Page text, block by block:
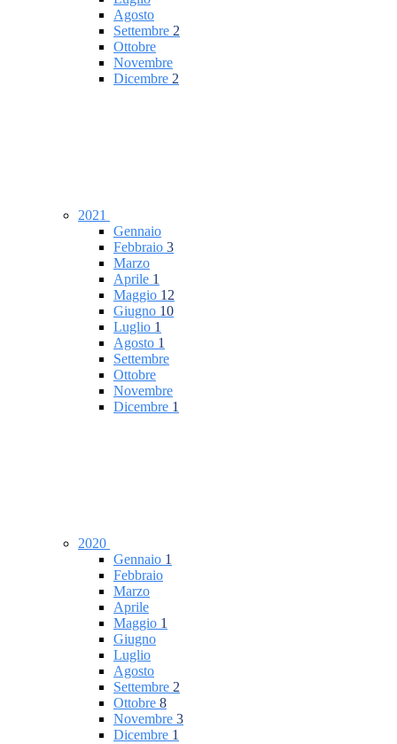
Agosto
Settembre 2
Ottobre
Novembre
Dicembre 2
2021
Gennaio
Febbraio 3
Marzo
Aprile 1
Maggio 12
Giugno 10
Luglio 1
Agosto 1
Settembre
Ottobre
Novembre
Dicembre 1
2020
Gennaio 1
Febbraio
Marzo
Aprile
Maggio 1
Giugno
Luglio
Agosto
Settembre 2
Ottobre 8
Novembre 3
Dicembre 1